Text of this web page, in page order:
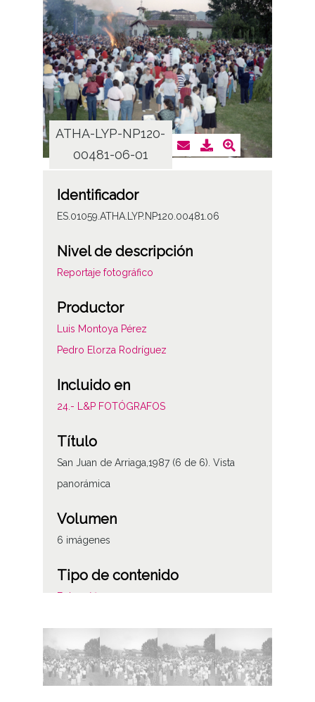
ATHA-LYP-NP120-
00481-06-01
Identificador
ES.01059.ATHA.LYP.NP120.00481.06
Nivel de descripción
Reportaje fotográfico
Productor
Luis Montoya Pérez
Pedro Elorza Rodríguez
Incluido en
24.- L&P FOTÓGRAFOS
Título
San Juan de Arriaga,1987 (6 de 6). Vista
panorámica
Volumen
6 imágenes
Tipo de contenido
Fotográfico
Fecha
19870623
Lugar